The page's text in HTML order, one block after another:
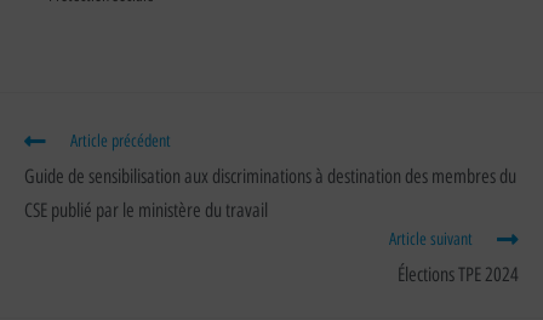
Article précédent
Guide de sensibilisation aux discriminations à destination des membres du
CSE publié par le ministère du travail
Article suivant
Élections TPE 2024